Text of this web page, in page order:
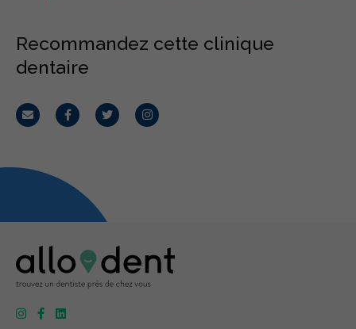
Recommandez cette clinique
dentaire
CourrielFacebookTwitterInstagram